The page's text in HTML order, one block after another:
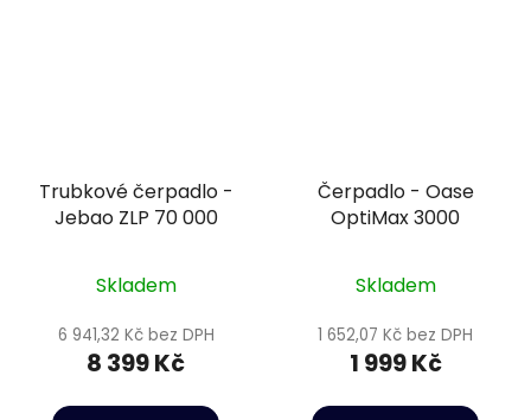
Trubkové čerpadlo -
Jebao ZLP 70 000
Skladem
6 941,32 Kč bez DPH
8 399 Kč
Čerpadlo - Oase
OptiMax 3000
Skladem
1 652,07 Kč bez DPH
1 999 Kč